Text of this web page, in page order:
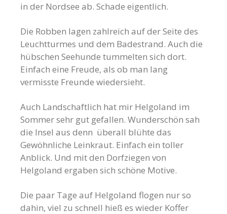
in der Nordsee ab. Schade eigentlich.
Die Robben lagen zahlreich auf der Seite des
Leuchtturmes und dem Badestrand. Auch die
hübschen Seehunde tummelten sich dort.
Einfach eine Freude, als ob man lang
vermisste Freunde wiedersieht.
Auch Landschaftlich hat mir Helgoland im
Sommer sehr gut gefallen. Wunderschön sah
die Insel aus denn überall blühte das
Gewöhnliche Leinkraut. Einfach ein toller
Anblick. Und mit den Dorfziegen von
Helgoland ergaben sich schöne Motive.
Die paar Tage auf Helgoland flogen nur so
dahin, viel zu schnell hieß es wieder Koffer